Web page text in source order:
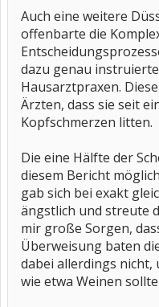
Auch eine weitere
offenbarte die
dazu genau
Hausarztpraxen.
Ärzten, dass sie seit
Kopfschmerzen litten.
Die eine Hälfte der
diesem Bericht
gab sich bei exakt
ängstlich und streute
mir große Sorgen,
Überweisung baten
dabei allerdings nicht,
wie etwa Weinen